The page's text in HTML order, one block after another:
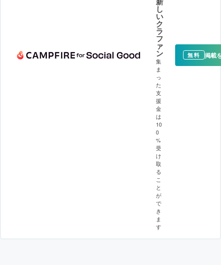
し
い
ク
ラ
フ
ァ
ン
集
ま
っ
た
支
援
金
は
10
0
%
受
け
取
る
こ
と
が
で
き
ま
す
無料 掲載